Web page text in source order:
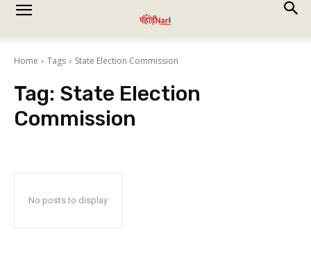
Home Tags State Election Commission
Tag: State Election
Commission
No posts to display